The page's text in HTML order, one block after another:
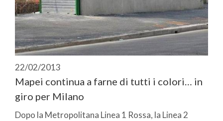
22/02/2013
Mapei continua a farne di tutti i colori… in
giro per Milano
Dopo la Metropolitana Linea 1 Rossa, la Linea 2